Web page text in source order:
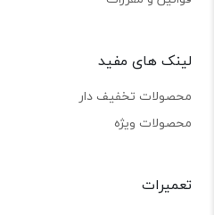
لینک های مفید
محصولات تخفیف دار
محصولات ویژه
تعمیرات